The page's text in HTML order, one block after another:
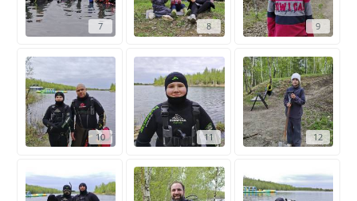
7 8 9
10 11 12